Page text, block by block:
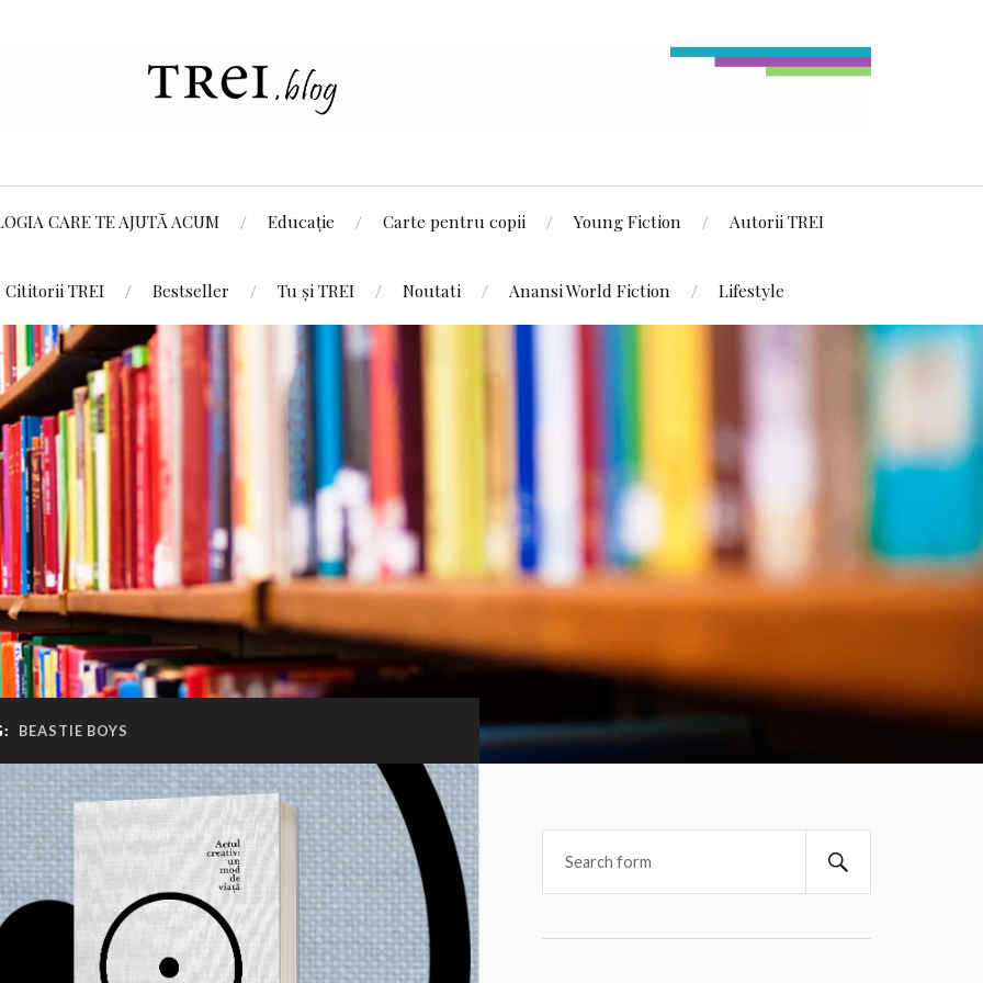
CARE TE AJUTĂ ACUM Educație Carte pentru copii Young Fiction Autorii TREI
Cititorii TREI Bestseller Tu și TREI Noutati Anansi World Fiction Lifestyle
BEASTIE BOYS